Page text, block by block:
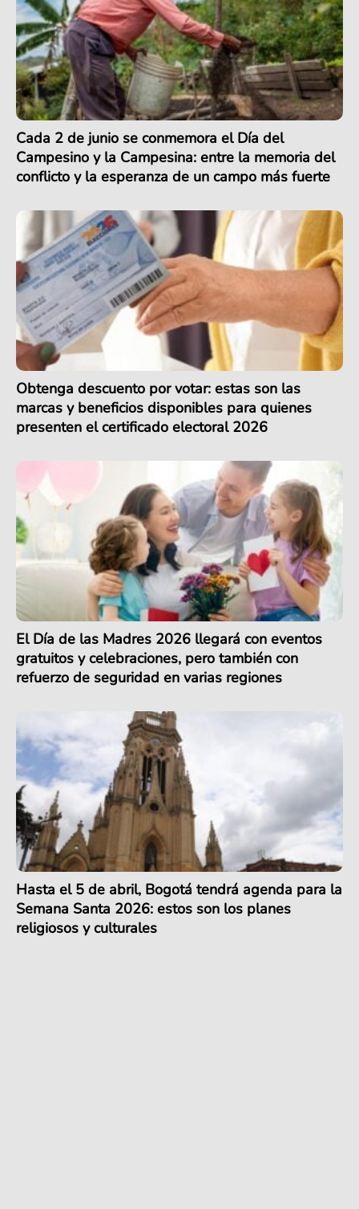
Cada 2 de junio se conmemora el Día del
Campesino y la Campesina: entre la memoria del
conflicto y la esperanza de un campo más fuerte
Obtenga descuento por votar: estas son las
marcas y beneficios disponibles para quienes
presenten el certificado electoral 2026
El Día de las Madres 2026 llegará con eventos
gratuitos y celebraciones, pero también con
refuerzo de seguridad en varias regiones
Hasta el 5 de abril, Bogotá tendrá agenda para la
Semana Santa 2026: estos son los planes
religiosos y culturales